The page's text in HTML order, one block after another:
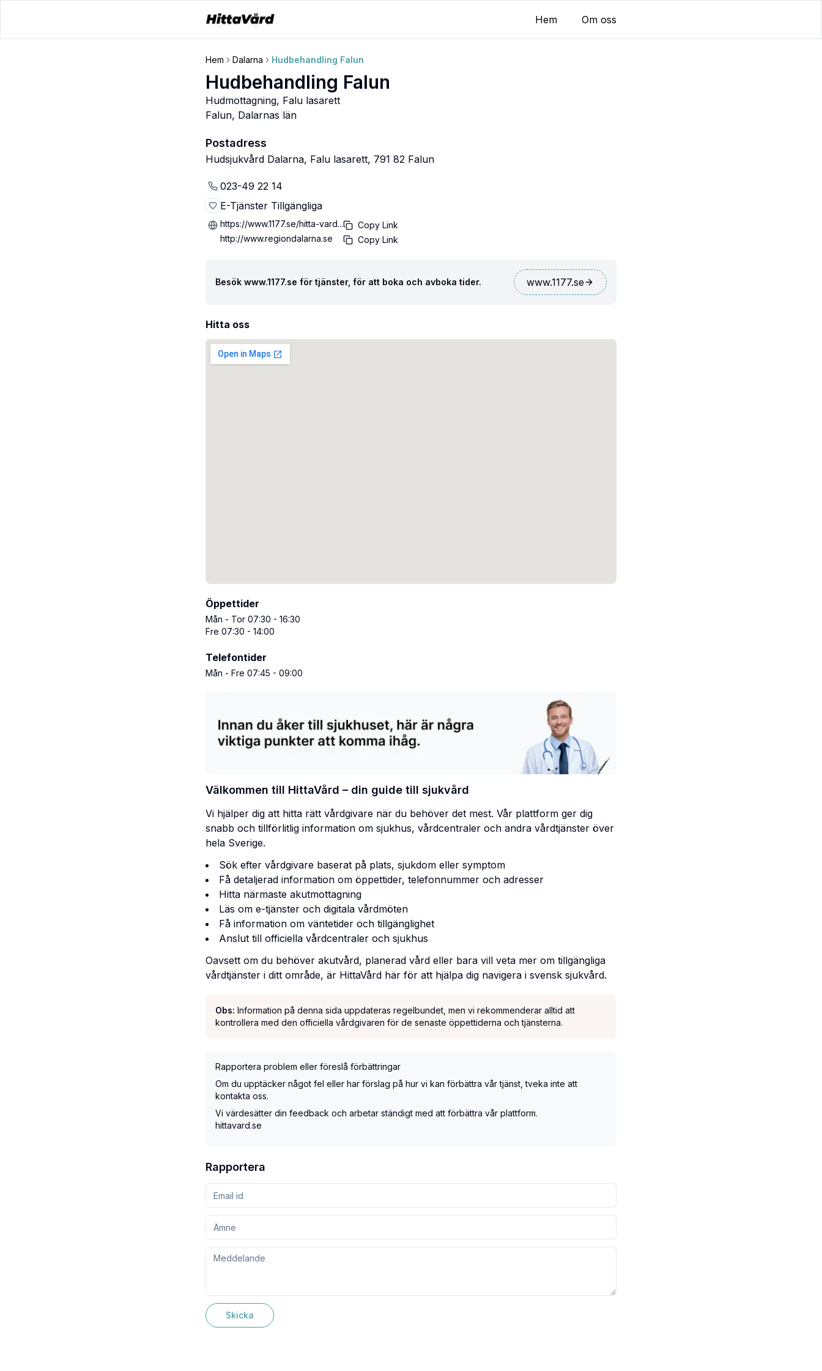
Hem Om oss
Hem Dalarna Hudbehandling Falun
Hudbehandling Falun
Hudmottagning, Falu lasarett
Falun, Dalarnas län
Postadress
Hudsjukvård Dalarna, Falu lasarett, 791 82 Falun
023-49 22 14
E-Tjänster Tillgängliga
https://www.1177.se/hitta-vard...
Copy Link
http://www.regiondalarna.se
Copy Link
Besök www.1177.se för tjänster, för att boka och avboka tider. www.1177.se
Hitta oss
Öppettider
Mån - Tor 07:30 - 16:30
Fre 07:30 - 14:00
Telefontider
Mån - Fre 07:45 - 09:00
Välkommen till HittaVård – din guide till sjukvård
Vi hjälper dig att hitta rätt vårdgivare när du behöver det mest. Vår plattform ger dig
snabb och tillförlitlig information om sjukhus, vårdcentraler och andra vårdtjänster över
hela Sverige.
Sök efter vårdgivare baserat på plats, sjukdom eller symptom
Få detaljerad information om öppettider, telefonnummer och adresser
Hitta närmaste akutmottagning
Läs om e-tjänster och digitala vårdmöten
Få information om väntetider och tillgänglighet
Anslut till officiella vårdcentraler och sjukhus
Oavsett om du behöver akutvård, planerad vård eller bara vill veta mer om tillgängliga
vårdtjänster i ditt område, är HittaVård här för att hjälpa dig navigera i svensk sjukvård.
Obs: Information på denna sida uppdateras regelbundet, men vi rekommenderar alltid att
kontrollera med den officiella vårdgivaren för de senaste öppettiderna och tjänsterna.
Rapportera problem eller föreslå förbättringar
Om du upptäcker något fel eller har förslag på hur vi kan förbättra vår tjänst, tveka inte att
kontakta oss.
Vi värdesätter din feedback och arbetar ständigt med att förbättra vår plattform.
hittavard.se
Rapportera
Skicka